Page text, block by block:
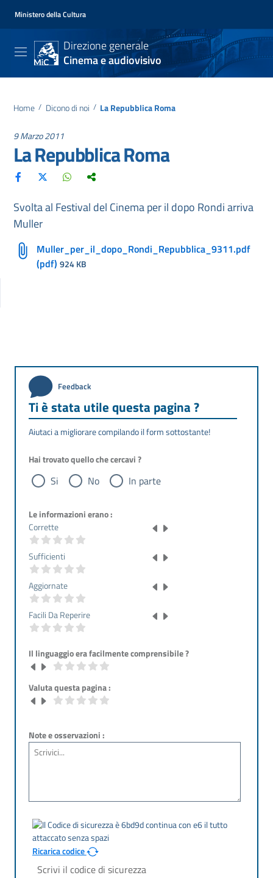
Ministero della Cultura
Direzione generale
Cinema e audiovisivo
Home / Dicono di noi / La Repubblica Roma
9 Marzo 2011
La Repubblica Roma
Svolta al Festival del Cinema per il dopo Rondi arriva
Muller
Muller_per_il_dopo_Rondi_Repubblica_9311.pdf
(pdf) 924 KB
Feedback
Ti è stata utile questa pagina ?
Aiutaci a migliorare compilando il form sottostante!
Hai trovato quello che cercavi ?
Si No In parte
Le informazioni erano :
Corrette
Sufficienti
Aggiornate
Facili Da Reperire
Il linguaggio era facilmente comprensibile ?
Valuta questa pagina :
Note e osservazioni :
Ricarica codice